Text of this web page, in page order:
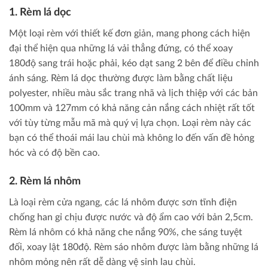
1. Rèm lá dọc
Một loại rèm với thiết kế đơn giản, mang phong cách hiện
đại thể hiện qua những lá vải thẳng đứng, có thể xoay
180độ sang trái hoặc phải, kéo dạt sang 2 bên để điều chỉnh
ánh sáng. Rèm lá dọc thường được làm bằng chất liệu
polyester, nhiều màu sắc trang nhã và lịch thiệp với các bản
100mm và 127mm có khả năng cản nắng cách nhiệt rất tốt
với tùy từng mẫu mã mà quý vị lựa chọn. Loại rèm này các
bạn có thể thoái mái lau chùi mà không lo đến vấn đề hỏng
hóc và có độ bền cao.
2. Rèm lá nhôm
Là loại rèm cửa ngang, các lá nhôm được sơn tĩnh điện
chống han gỉ chịu được nước và độ ẩm cao với bản 2,5cm.
Rèm lá nhôm có khả năng che nắng 90%, che sáng tuyệt
đối, xoay lật 180độ. Rèm sáo nhôm được làm bằng những lá
nhôm mỏng nên rất dễ dàng vệ sinh lau chùi.